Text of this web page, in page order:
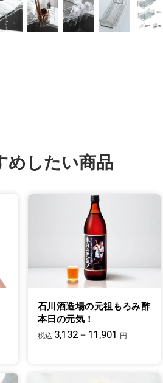
めしたい商品
石川酒造場の元祖もろみ酢
本日の元気！
税込 3,132－11,901 円